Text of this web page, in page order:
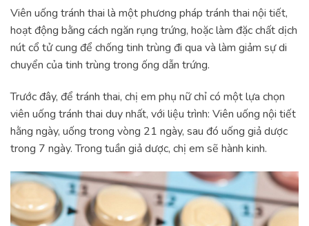
Viên uống tránh thai là một phương pháp tránh thai nội tiết,
hoạt động bằng cách ngăn rụng trứng, hoặc làm đặc chất dịch
nút cổ tử cung để chống tinh trùng đi qua và làm giảm sự di
chuyển của tinh trùng trong ống dẫn trứng.
Trước đây, để tránh thai, chị em phụ nữ chỉ có một lựa chọn
viên uống tránh thai duy nhất, với liệu trình: Viên uống nội tiết
hằng ngày, uống trong vòng 21 ngày, sau đó uống giả dược
trong 7 ngày. Trong tuần giả dược, chị em sẽ hành kinh.